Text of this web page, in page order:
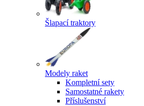
Šlapací traktory
Modely raket
Kompletní sety
Samostatné rakety
Příslušenství